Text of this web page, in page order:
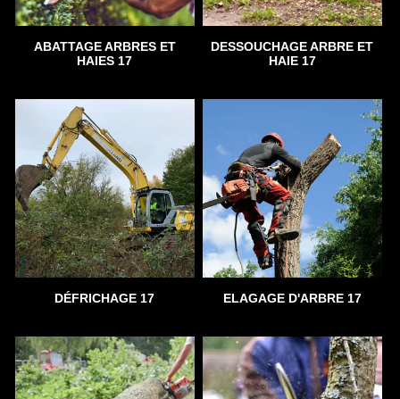
ABATTAGE ARBRES ET
HAIES 17
DESSOUCHAGE ARBRE ET
HAIE 17
DÉFRICHAGE 17 ELAGAGE D'ARBRE 17